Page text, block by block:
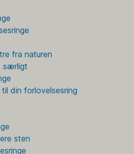
fra naturen
særligt
din forlovelsesring
sten